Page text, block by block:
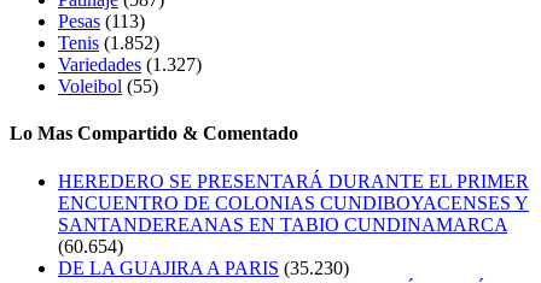
Pesas (113)
Tenis (1.852)
Variedades (1.327)
Voleibol (55)
Lo Mas Compartido & Comentado
HEREDERO SE PRESENTARÁ DURANTE EL PRIMER
ENCUENTRO DE COLONIAS CUNDIBOYACENSES Y
SANTANDEREANAS EN TABIO CUNDINAMARCA
(60.654)
DE LA GUAJIRA A PARIS (35.230)